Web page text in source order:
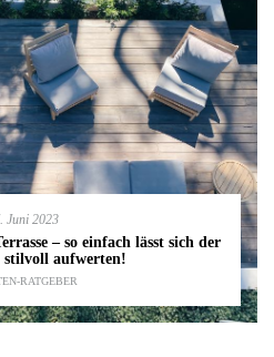
Juni 2023
– so einfach lässt sich der
stilvoll aufwerten!
RATGEBER